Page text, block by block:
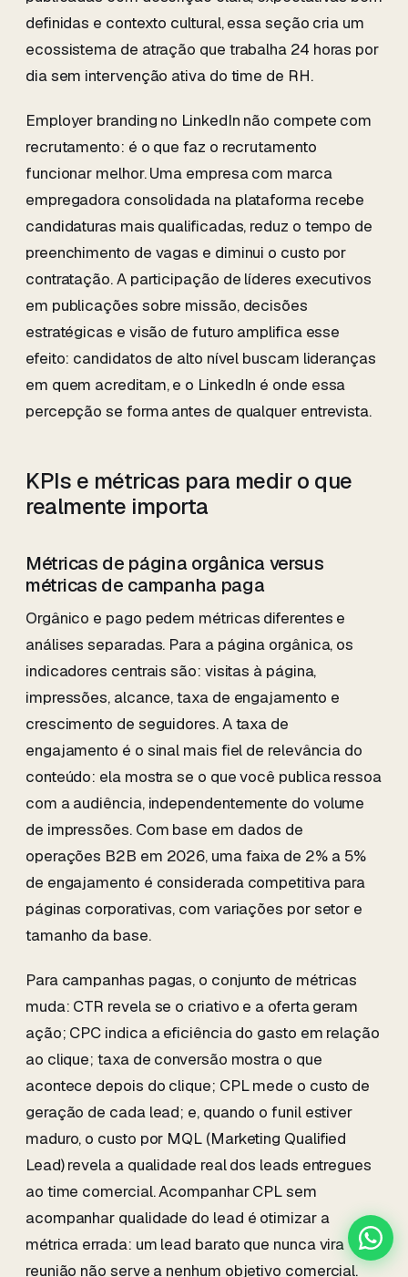
definidas e contexto cultural, essa seção cria um
ecossistema de atração que trabalha 24 horas por
dia sem intervenção ativa do time de RH.
Employer branding no LinkedIn não compete com
recrutamento: é o que faz o recrutamento
funcionar melhor. Uma empresa com marca
empregadora consolidada na plataforma recebe
candidaturas mais qualificadas, reduz o tempo de
preenchimento de vagas e diminui o custo por
contratação. A participação de líderes executivos
em publicações sobre missão, decisões
estratégicas e visão de futuro amplifica esse
efeito: candidatos de alto nível buscam lideranças
em quem acreditam, e o LinkedIn é onde essa
percepção se forma antes de qualquer entrevista.
KPIs e métricas para medir o que
realmente importa
Métricas de página orgânica versus
métricas de campanha paga
Orgânico e pago pedem métricas diferentes e
análises separadas. Para a página orgânica, os
indicadores centrais são: visitas à página,
impressões, alcance, taxa de engajamento e
crescimento de seguidores. A taxa de
engajamento é o sinal mais fiel de relevância do
conteúdo: ela mostra se o que você publica ressoa
com a audiência, independentemente do volume
de impressões. Com base em dados de
operações B2B em 2026, uma faixa de 2% a 5%
de engajamento é considerada competitiva para
páginas corporativas, com variações por setor e
tamanho da base.
Para campanhas pagas, o conjunto de métricas
muda: CTR revela se o criativo e a oferta geram
ação; CPC indica a eficiência do gasto em relação
ao clique; taxa de conversão mostra o que
acontece depois do clique; CPL mede o custo de
geração de cada lead; e, quando o funil estiver
maduro, o custo por MQL (Marketing Qualified
Lead) revela a qualidade real dos leads entregues
ao time comercial. Acompanhar CPL sem
acompanhar qualidade do lead é otimizar a
métrica errada: um lead barato que nunca vira
reunião não serve a nenhum objetivo comercial.